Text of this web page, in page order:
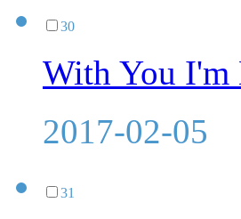
30
With You
2017-02-05
31